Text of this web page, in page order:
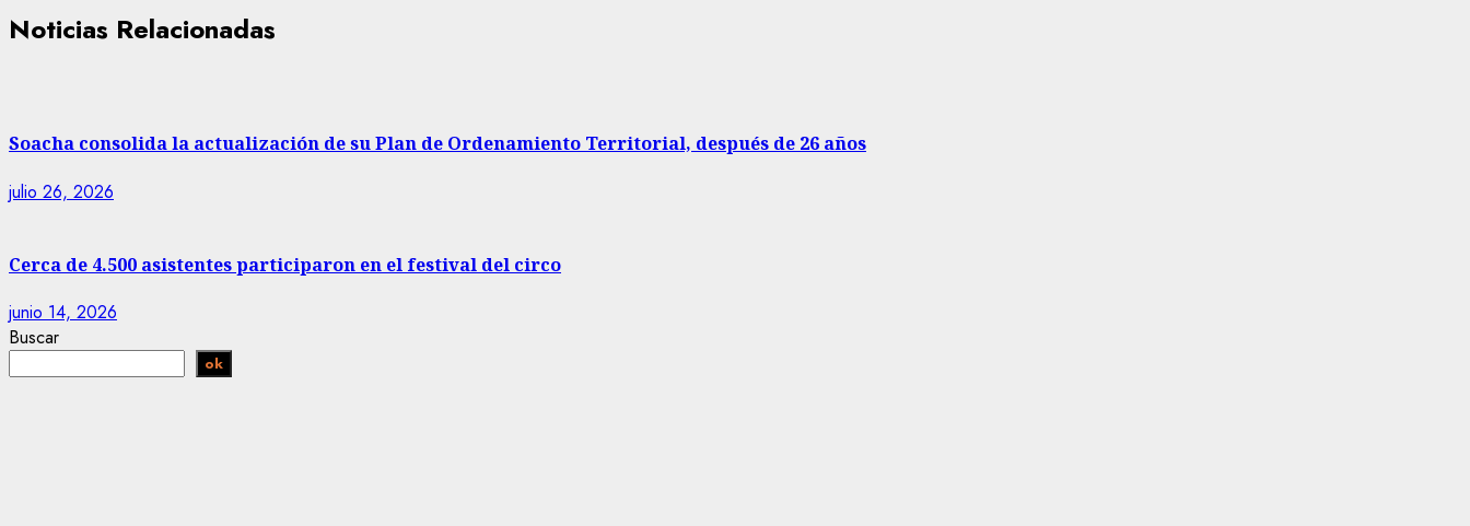
Noticias Relacionadas
Soacha consolida la actualización de su Plan de Ordenamiento Territorial, después de 26 años
julio 26, 2026
Cerca de 4.500 asistentes participaron en el festival del circo
junio 14, 2026
Buscar
ok